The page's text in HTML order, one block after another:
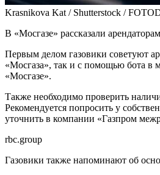
Krasnikova Kat / Shutterstock /
В «Мосгазе» рассказали
Первым делом газовики советуют
«Мосгаза», так и с помощью бота в
«Мосгазе».
Также необходимо проверить
Рекомендуется попросить у
уточнить в компании «Газпром
rbc.group
Газовики также напоминают об